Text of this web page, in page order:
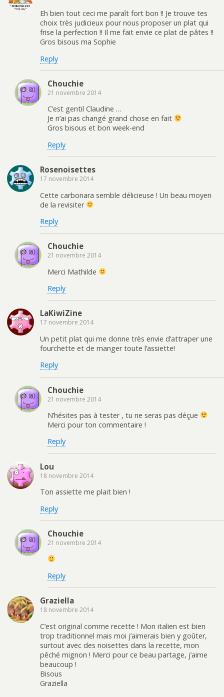
Eh bien tout ceci me paraît fort bon !! Je trouve tes
choix très judicieux pour nous proposer un plat qui
frise la perfection !! Il me fait envie ce plat de pâtes !!
Gros bisous ma Sophie
Reply
Chouchie
21 novembre 2014
C’est gentil Claudine …
Je n’ai pas changé grand chose en fait
Gros bisous et bon week-end
Reply
Rosenoisettes
17 novembre 2014
Cette carbonara semble délicieuse ! Un beau moyen
de la revisiter
Reply
Chouchie
21 novembre 2014
Merci Mathilde
Reply
LaKiwiZine
17 novembre 2014
Un petit plat qui me donne très envie d’attraper une
fourchette et de manger toute l’assiette!
Reply
Chouchie
21 novembre 2014
N’hésites pas à tester , tu ne seras pas déçue
Merci pour ton commentaire !
Reply
Lou
18 novembre 2014
Ton assiette me plait bien !
Reply
Chouchie
21 novembre 2014
Reply
Graziella
18 novembre 2014
C’est original comme recette ! Mon italien est bien
trop traditionnel mais moi j’aimerais bien y goûter,
surtout avec des noisettes dans la recette, mon
pêché mignon ! Merci pour ce beau partage, j’aime
beaucoup !
Bisous
Graziella